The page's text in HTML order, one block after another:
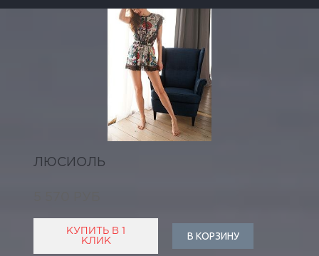
ЛЮСИОЛЬ
КУПИТЬ В 1
КЛИК
В КОРЗИНУ